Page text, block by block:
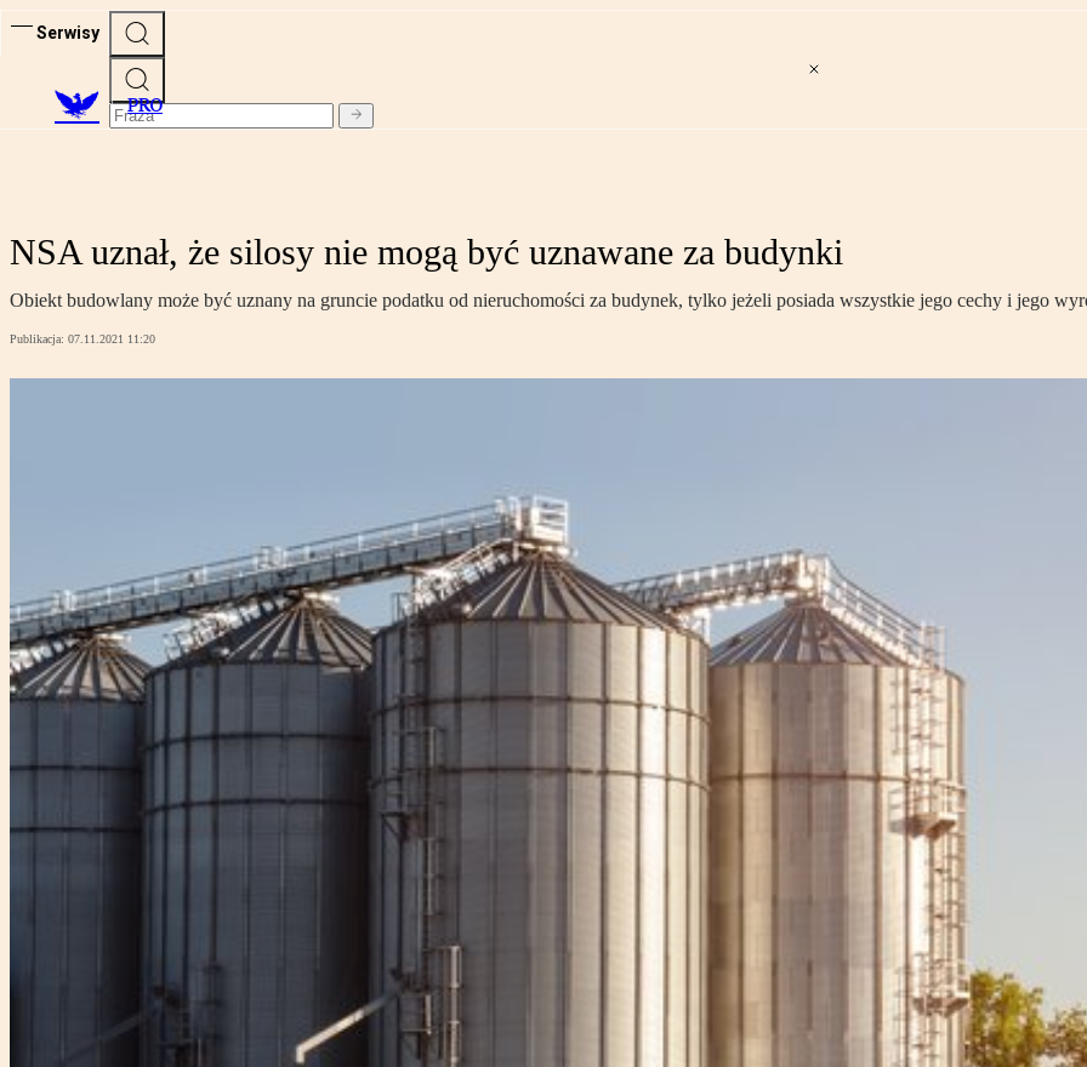
Serwisy
PRO
NSA uznał, że silosy nie mogą być uznawane za budynki
Obiekt budowlany może być uznany na gruncie podatku od nieruchomości za budynek, tylko jeżeli posiada wszystkie jego cechy i jego
Publikacja: 07.11.2021 11:20